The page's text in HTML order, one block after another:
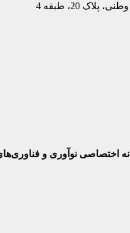
20، طبقه 4
اختصاصی نوآوری و